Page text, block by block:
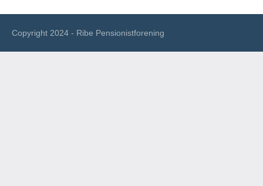
Copyright 2024 - Ribe Pensionistforening